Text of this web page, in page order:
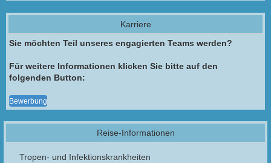
Karriere
Sie möchten Teil unseres engagierten Teams werden?
Für weitere Informationen klicken Sie bitte auf den
folgenden Button:
Bewerbung
Reise-Informationen
Tropen- und Infektionskrankheiten